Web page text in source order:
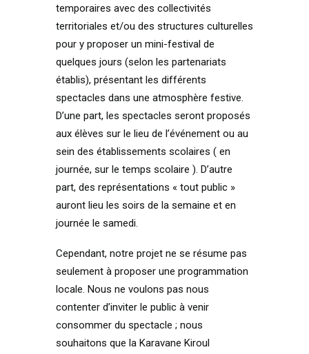
temporaires avec des collectivités
territoriales et/ou des structures culturelles
pour y proposer un mini-festival de
quelques jours (selon les partenariats
établis), présentant les différents
spectacles dans une atmosphère festive.
D’une part, les spectacles seront proposés
aux élèves sur le lieu de l’événement ou au
sein des établissements scolaires ( en
journée, sur le temps scolaire ). D’autre
part, des représentations « tout public »
auront lieu les soirs de la semaine et en
journée le samedi.
Cependant, notre projet ne se résume pas
seulement à proposer une programmation
locale. Nous ne voulons pas nous
contenter d’inviter le public à venir
consommer du spectacle ; nous
souhaitons que la Karavane Kiroul